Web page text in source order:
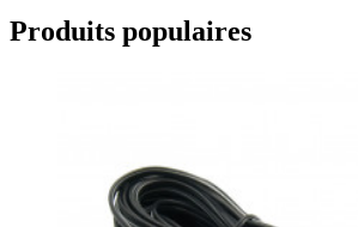
Produits populaires